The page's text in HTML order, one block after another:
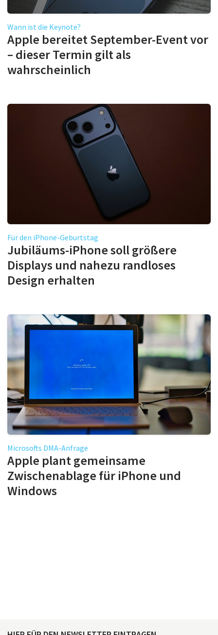
Wann ist die Keynote?
Apple bereitet September-Event vor
– dieser Termin gilt als
wahrscheinlich
Für den iPhone-Geburtstag
Jubiläums-iPhone soll größere
Displays und nahezu randloses
Design erhalten
Microsofts DMA-Anfrage
Apple plant gemeinsame
Zwischenablage für iPhone und
Windows